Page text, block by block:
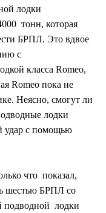
лодки
тонн, которая
БРПЛ. Это вдвое
с
класса Romeo,
Romeo пока не
Неясно, смогут ли
лодки
удар с помощью
что  показал,
шестью БРПЛ со
подводной  лодки